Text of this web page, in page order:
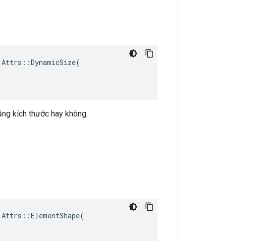
kích thước hay không.